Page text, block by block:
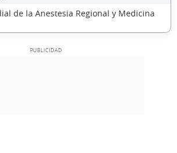
de la Anestesia Regional y Medicina